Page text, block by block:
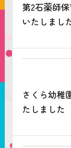
第2石薬師
いたしまし
さくら幼稚
たしました